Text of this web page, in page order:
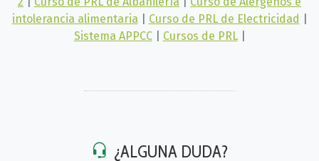
intolerancia alimentaria
Curso de PRL de Electricidad
Sistema APPCC
Cursos de PRL
¿ALGUNA DUDA?